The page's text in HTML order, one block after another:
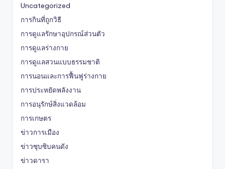
Uncategorized
การกินที่ถูกวิธี
การดูแลรักษาอุปกรณ์ส่วนตัว
การดูแลร่างกาย
การดูแลสวนแบบธรรมชาติ
การนอนและการฟื้นฟูร่างกาย
การประหยัดพลังงาน
การอนุรักษ์สิ่งแวดล้อม
การเกษตร
ข่าวการเมือง
ข่าวซุบซิบคนดัง
ข่าวดารา